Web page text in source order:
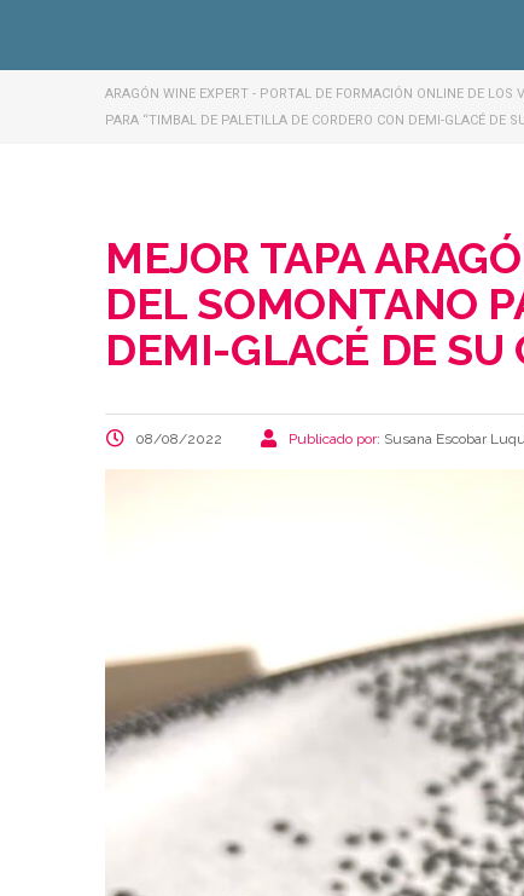
ARAGÓN WINE EXPERT - PORTAL DE FORMACIÓN ONLINE DE LOS
PARA “TIMBAL DE PALETILLA DE CORDERO CON DEMI-GLACÉ DE
MEJOR TAPA
DEL SOMONTANO
DEMI-GLACÉ DE SU
08/08/2022 Publicado por: Susana Escobar